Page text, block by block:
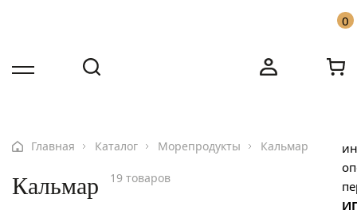
0
Главная Каталог Морепродукты Кальмар
Кальмар 19 товаров
Номер телефона
Номер телефона
×